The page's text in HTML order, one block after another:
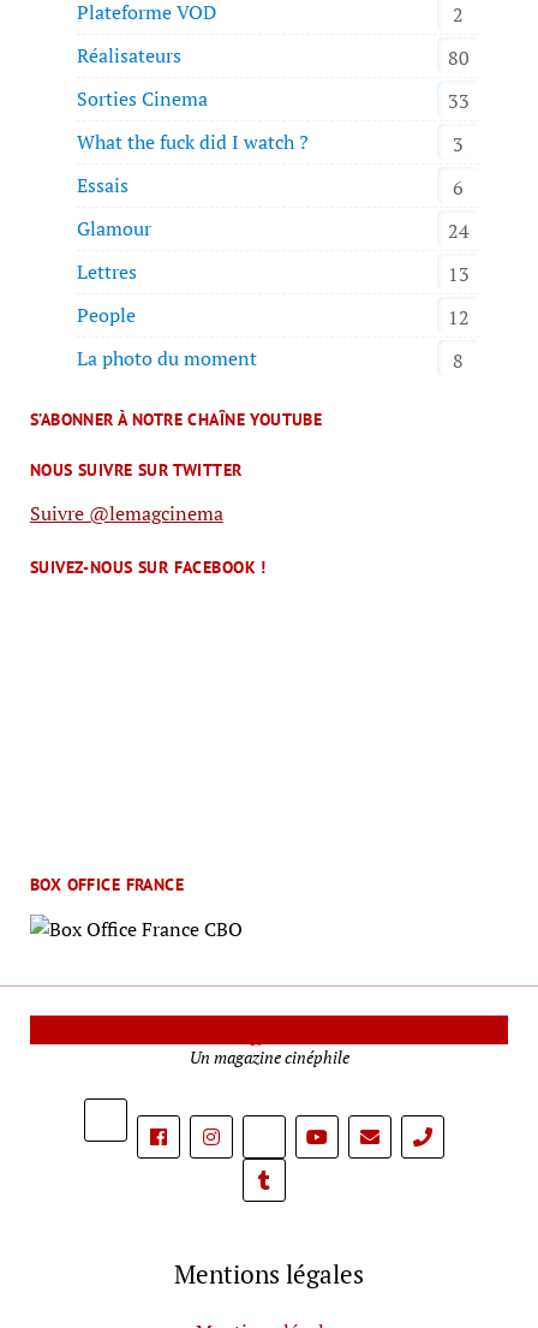
Plateforme VOD
2
Réalisateurs
80
Sorties Cinema
33
What the fuck did I watch ?
3
Essais
6
Glamour
24
Lettres
13
People
12
La photo du moment
8
S’ABONNER À NOTRE CHAÎNE YOUTUBE
NOUS SUIVRE SUR TWITTER
Suivre @lemagcinema
SUIVEZ-NOUS SUR FACEBOOK !
BOX OFFICE FRANCE
Un magazine cinéphile
phone
Mentions légales